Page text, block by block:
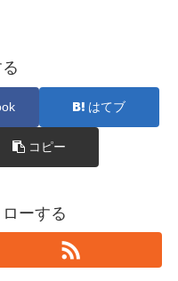
はてブ
コピー
ーする